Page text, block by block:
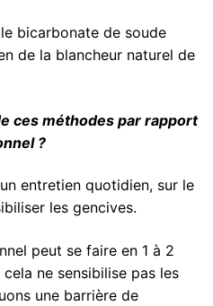
bicarbonate de soude
de la blancheur naturel de
ces méthodes par rapport
?
entretien quotidien, sur le
les gencives.
peut se faire en 1 à 2
ne sensibilise pas les
une barrière de